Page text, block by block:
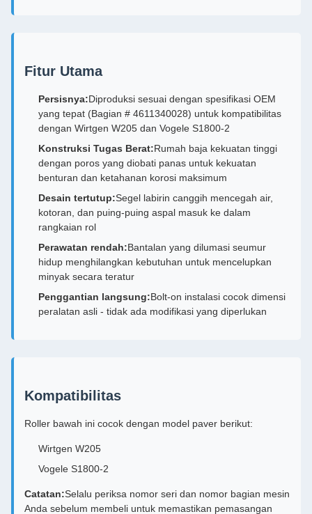
Fitur Utama
Persisnya:Diproduksi sesuai dengan spesifikasi OEM
yang tepat (Bagian # 4611340028) untuk kompatibilitas
dengan Wirtgen W205 dan Vogele S1800-2
Konstruksi Tugas Berat:Rumah baja kekuatan tinggi
dengan poros yang diobati panas untuk kekuatan
benturan dan ketahanan korosi maksimum
Desain tertutup:Segel labirin canggih mencegah air,
kotoran, dan puing-puing aspal masuk ke dalam
rangkaian rol
Perawatan rendah:Bantalan yang dilumasi seumur
hidup menghilangkan kebutuhan untuk mencelupkan
minyak secara teratur
Penggantian langsung:Bolt-on instalasi cocok dimensi
peralatan asli - tidak ada modifikasi yang diperlukan
Kompatibilitas
Roller bawah ini cocok dengan model paver berikut:
Wirtgen W205
Vogele S1800-2
Catatan:Selalu periksa nomor seri dan nomor bagian mesin
Anda sebelum membeli untuk memastikan pemasangan